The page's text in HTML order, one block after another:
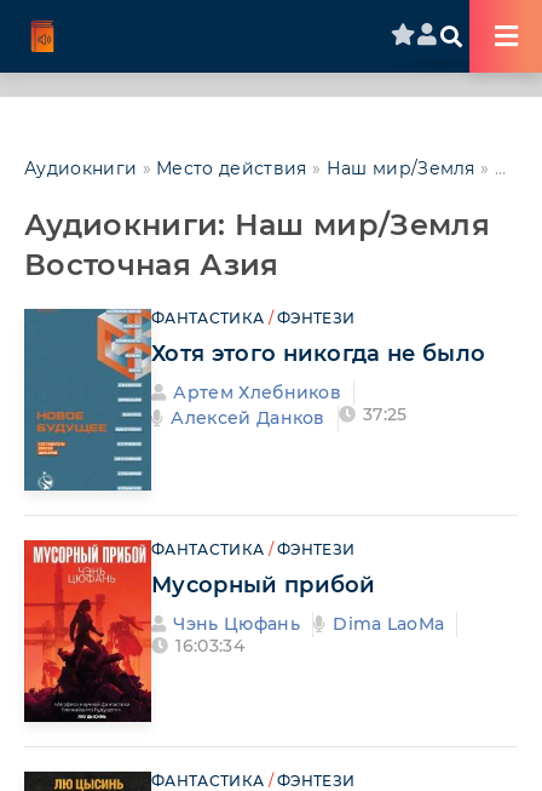
Аудиокниги » Место действия » Наш мир/Земля » Азия
Аудиокниги: Наш мир/Земля
Восточная Азия
ФАНТАСТИКА /ФЭНТЕЗИ
Хотя этого никогда не было
Артем Хлебников
Алексей Данков
37:25
ФАНТАСТИКА /ФЭНТЕЗИ
Мусорный прибой
Чэнь Цюфань
Dima LaoMa
16:03:34
ФАНТАСТИКА /ФЭНТЕЗИ